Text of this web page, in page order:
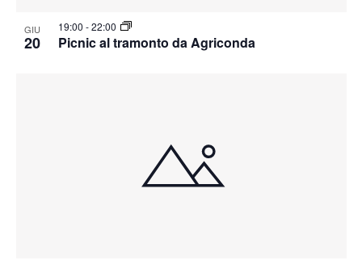
GIU
20 Picnic al tramonto da Agriconda
19:00 -22:00